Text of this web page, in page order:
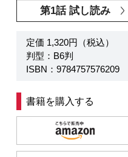
第1話 試し読み
定価 1,320円（税込）
判型：B6判
ISBN：9784757576209
書籍を購入する